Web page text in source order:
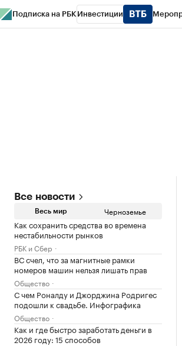
Подписка на РБК Инвестиции
Все новости
Весь мир Черноземье
Как сохранить средства во времена
нестабильности рынков
РБК и Сбер
ВС счел, что за магнитные рамки
номеров машин нельзя лишать прав
Общество
С чем Роналду и Джорджина Родригес
подошли к свадьбе. Инфографика
Общество
Как и где быстро заработать деньги в
2026 году: 15 способов